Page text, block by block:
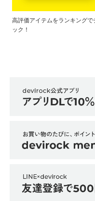
高評価アイテムをランキングで
ック！